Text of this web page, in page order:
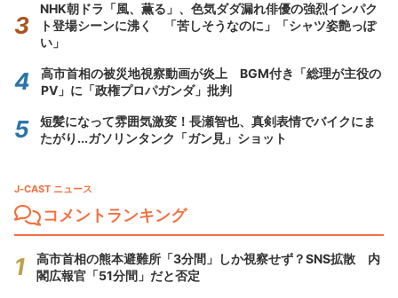
NHK朝ドラ「風、薫る」、色気ダダ漏れ俳優の強烈インパク
ト登場シーンに沸く 「苦しそうなのに」「シャツ姿艶っぽ
い」
高市首相の被災地視察動画が炎上 BGM付き「総理が主役の
PV」に「政権プロパガンダ」批判
短髪になって雰囲気激変！長瀬智也、真剣表情でバイクにま
たがり...ガソリンタンク「ガン見」ショット
J-CAST ニュース
コメントランキング
高市首相の熊本避難所「3分間」しか視察せず？SNS拡散 内
閣広報官「51分間」だと否定